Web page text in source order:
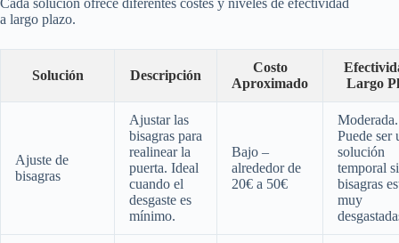
a largo plazo.
Solución Descripción
Costo
Aproximado
Largo
Ajuste de
bisagras
Ajustar las
bisagras para
realinear la
puerta. Ideal
cuando el
desgaste es
mínimo.
Bajo –
alrededor de
20€ a 50€
Moderada.
Puede ser
solución
temporal
bisagras
muy